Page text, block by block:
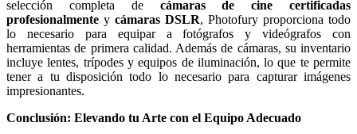
selección completa de cámaras de cine certificadas
profesionalmente y cámaras DSLR, Photofury proporciona todo
lo necesario para equipar a fotógrafos y videógrafos con
herramientas de primera calidad. Además de cámaras, su inventario
incluye lentes, trípodes y equipos de iluminación, lo que te permite
tener a tu disposición todo lo necesario para capturar imágenes
impresionantes.
Conclusión: Elevando tu Arte con el Equipo Adecuado